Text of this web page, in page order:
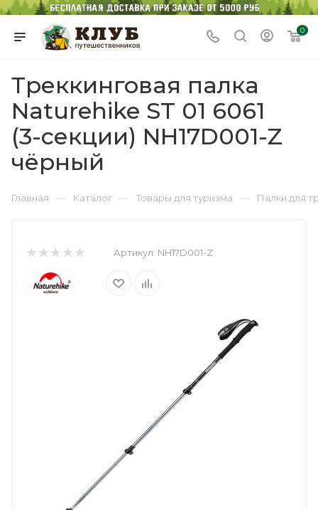
0
Треккинговая палка
Naturehike ST 01 6061
(3-секции) NH17D001-Z
чёрный
Главная — Каталог — Товары для туризма — Палки для
Артикул: NH17D001-Z